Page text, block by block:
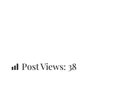
Post Views: 38